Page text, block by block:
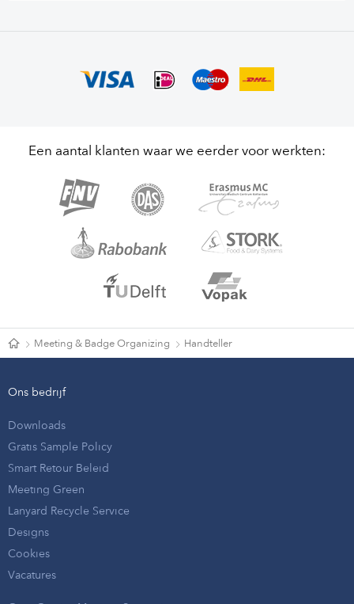
Een aantal klanten waar we eerder voor werkten:
Meeting & Badge Organizing Handteller
Ons bedrijf
Downloads
Gratis Sample Policy
Smart Retour Beleid
Meeting Green
Lanyard Recycle Service
Designs
Cookies
Vacatures